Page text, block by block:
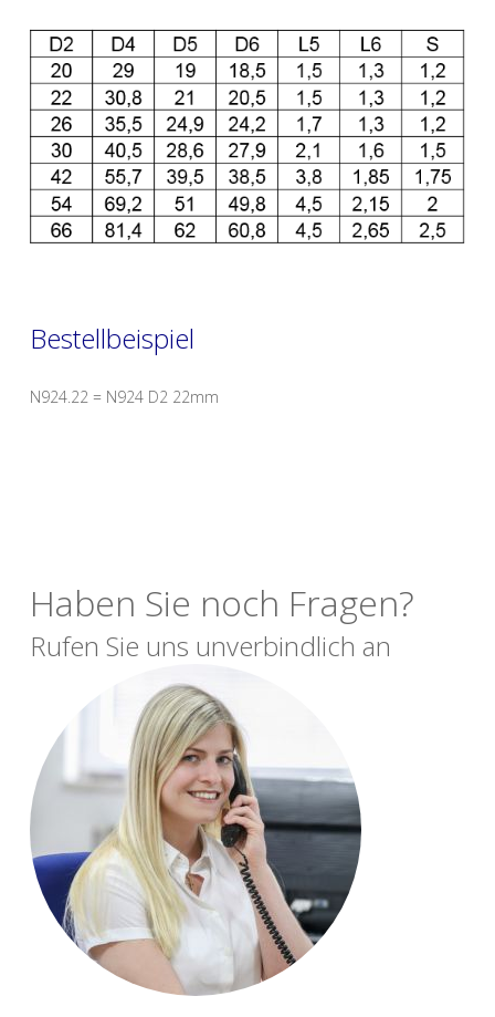
Bestellbeispiel
N924.22 = N924 D2 22mm
Haben Sie noch Fragen?
Rufen Sie uns unverbindlich an